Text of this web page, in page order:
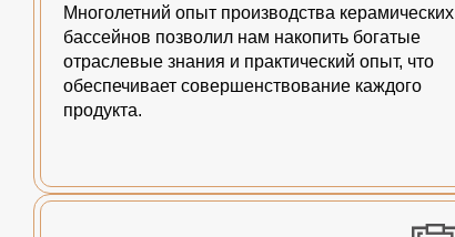
Многолетний опыт производства керамических
бассейнов позволил нам накопить богатые
отраслевые знания и практический опыт, что
обеспечивает совершенствование каждого
продукта.